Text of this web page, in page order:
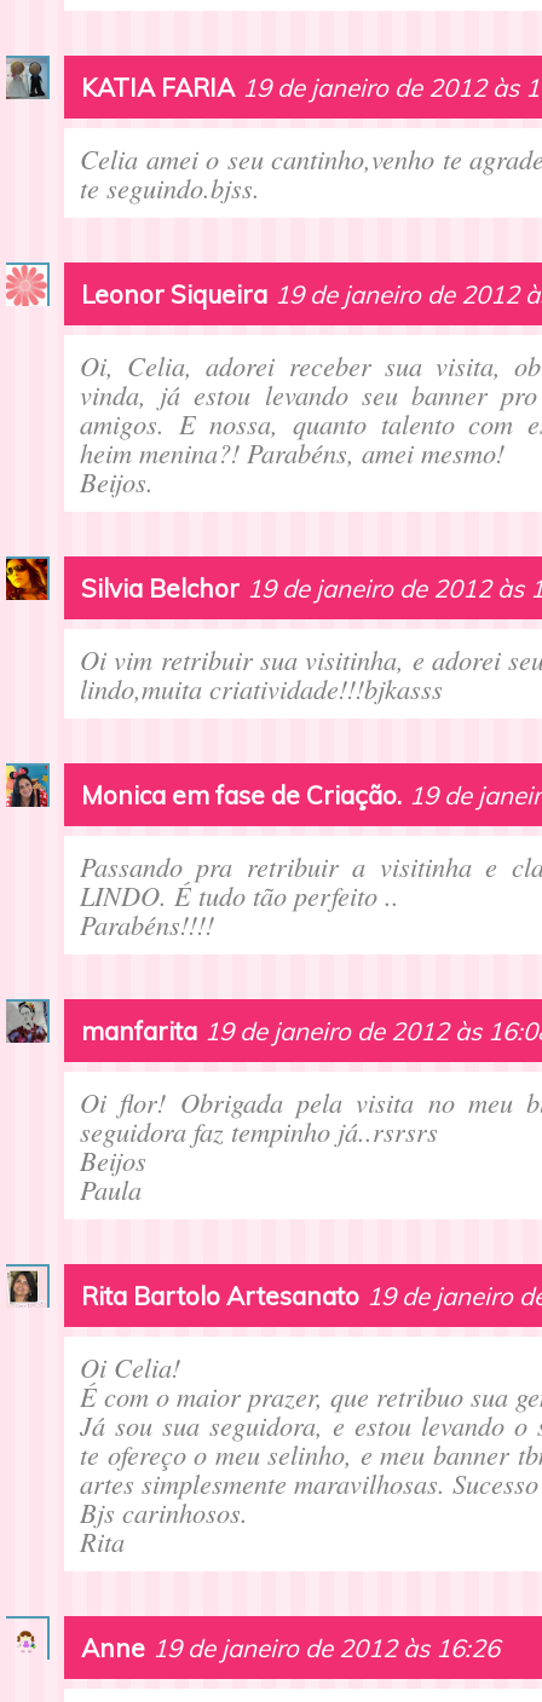
KATIA FARIA 19 de janeiro de 2012 às
Celia amei o seu cantinho,venho te
te seguindo.bjss.
Leonor Siqueira 19 de janeiro de 2012
Oi, Celia, adorei receber sua visita,
vinda, já estou levando seu banner
amigos. E nossa, quanto talento com
heim menina?! Parabéns, amei mesmo!
Beijos.
Silvia Belchor 19 de janeiro de 2012 às
Oi vim retribuir sua visitinha, e adorei
lindo,muita criatividade!!!bjkasss
Monica em fase de Criação. 19 de
Passando pra retribuir a visitinha e
LINDO. É tudo tão perfeito ..
Parabéns!!!!
manfarita 19 de janeiro de 2012 às
Oi flor! Obrigada pela visita no meu
seguidora faz tempinho já..rsrsrs
Beijos
Paula
Rita Bartolo Artesanato 19 de janeiro
Oi Celia!
É com o maior prazer, que retribuo sua
Já sou sua seguidora, e estou levando o
te ofereço o meu selinho, e meu banner
artes simplesmente maravilhosas.
Bjs carinhosos.
Rita
Anne 19 de janeiro de 2012 às 16:26